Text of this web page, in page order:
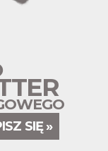
SIĘ »